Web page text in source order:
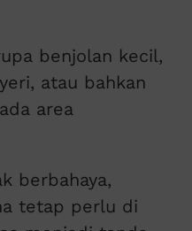
benjolan kecil,
atau bahkan
area
berbahaya,
tetap perlu di